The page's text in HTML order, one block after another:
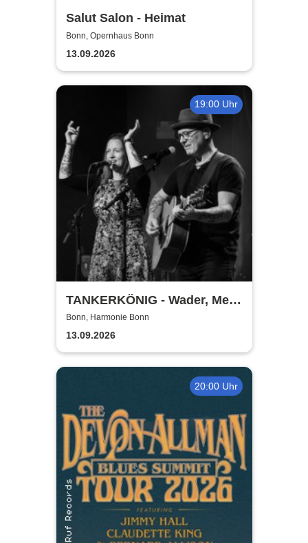
Salut Salon - Heimat
Bonn, Opernhaus Bonn
13.09.2026
19:00 Uhr
TANKERKÖNIG - Wader, Mey
& Co
Bonn, Harmonie Bonn
13.09.2026
20:00 Uhr